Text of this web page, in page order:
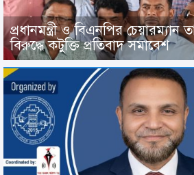
প্রধানমন্ত্রী ও বিএনপির চেয়ারম্যান
বিরুদ্ধে কটুক্তি প্রতিবাদ সমাবেশ